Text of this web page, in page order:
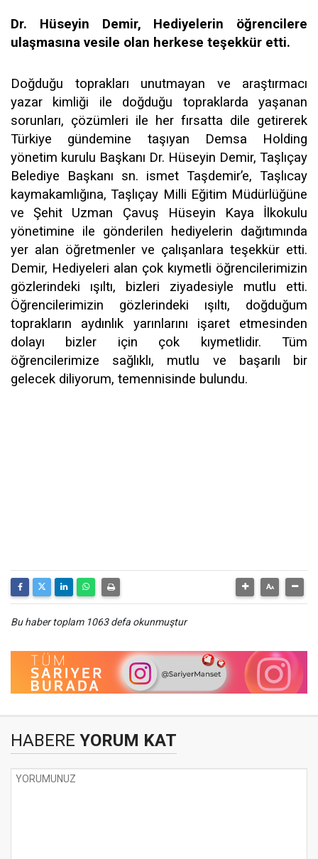
Dr. Hüseyin Demir, Hediyelerin öğrencilere
ulaşmasına vesile olan herkese teşekkür etti.
Doğduğu toprakları unutmayan ve araştırmacı
yazar kimliği ile doğduğu topraklarda yaşanan
sorunları, çözümleri ile her fırsatta dile getirerek
Türkiye gündemine taşıyan Demsa Holding
yönetim kurulu Başkanı Dr. Hüseyin Demir, Taşlıçay
Belediye Başkanı sn. ismet Taşdemir’e, Taşlıcay
kaymakamlığına, Taşlıçay Milli Eğitim Müdürlüğüne
ve Şehit Uzman Çavuş Hüseyin Kaya İlkokulu
yönetimine ile gönderilen hediyelerin dağıtımında
yer alan öğretmenler ve çalışanlara teşekkür etti.
Demir, Hediyeleri alan çok kıymetli öğrencilerimizin
gözlerindeki ışıltı, bizleri ziyadesiyle mutlu etti.
Öğrencilerimizin gözlerindeki ışıltı, doğduğum
toprakların aydınlık yarınlarını işaret etmesinden
dolayı bizler için çok kıymetlidir. Tüm
öğrencilerimize sağlıklı, mutlu ve başarılı bir
gelecek diliyorum, temennisinde bulundu.
Bu haber toplam 1063 defa okunmuştur
HABERE YORUM KAT